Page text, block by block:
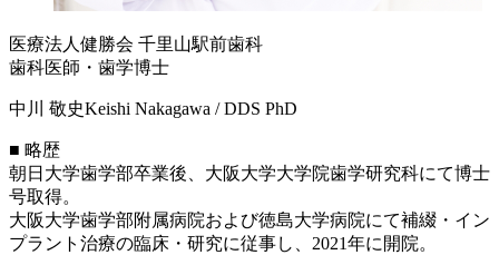
医療法人健勝会 千里山駅前歯科
歯科医師・歯学博士
中川 敬史Keishi Nakagawa / DDS PhD
■ 略歴
朝日大学歯学部卒業後、大阪大学大学院歯学研究科にて博士
号取得。
大阪大学歯学部附属病院および徳島大学病院にて補綴・イン
プラント治療の臨床・研究に従事し、2021年に開院。